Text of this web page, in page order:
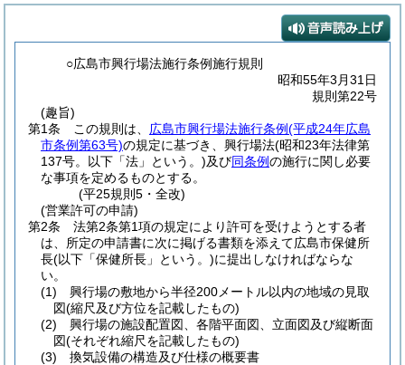
○広島市興行場法施行条例施行規則
昭和55年3月31日
規則第22号
(趣旨)
第1条
この規則は、 広島市興行場法施行条例(平成24年広島
市条例第63号)の規定に基づき、興行場法(昭和23年法律第
137号。以下「法」という。)及び同条例の施行に関し必要
な事項を定めるものとする。
(平25規則5・全改)
(営業許可の申請)
第2条
法第2条第1項の規定により許可を受けようとする者
は、所定の申請書に次に掲げる書類を添えて広島市保健所
長(以下「保健所長」という。)に提出しなければならな
い。
(1)
興行場の敷地から半径200メートル以内の地域の見取
図(縮尺及び方位を記載したもの)
(2)
興行場の施設配置図、各階平面図、立面図及び縦断面
図(それぞれ縮尺を記載したもの)
(3)
換気設備の構造及び仕様の概要書